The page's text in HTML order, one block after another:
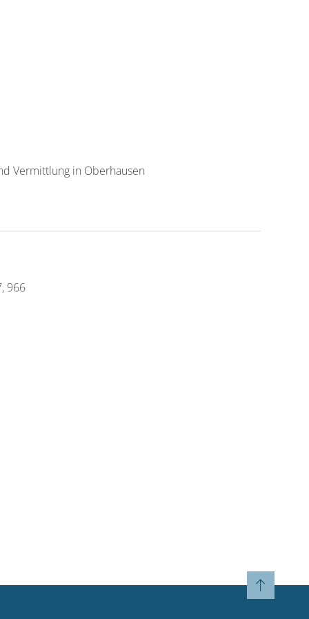
Vermittlung in Oberhausen
966